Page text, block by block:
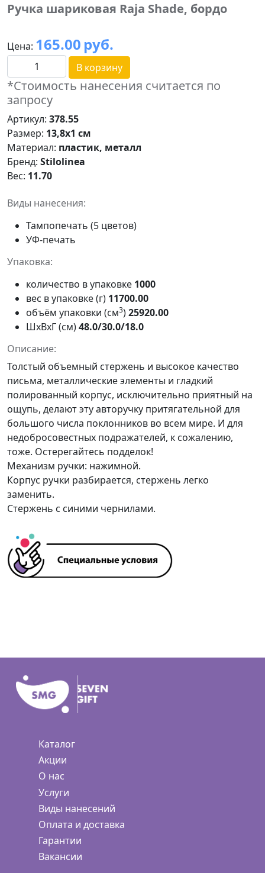
Ручка шариковая Raja Shade, бордо
Цена: 165.00 руб.
В корзину
*Стоимость нанесения считается по
запросу
Артикул: 378.55
Размер: 13,8х1 см
Материал: пластик, металл
Бренд: Stilolinea
Вес: 11.70
Виды нанесения:
Тампопечать (5 цветов)
УФ-печать
Упаковка:
количество в упаковке 1000
вес в упаковке (г) 11700.00
объём упаковки (см3)25920.00
ШxВxГ (см)48.0/30.0/18.0
Описание:
Толстый объемный стержень и высокое качество
письма, металлические элементы и гладкий
полированный корпус, исключительно приятный на
ощупь, делают эту авторучку притягательной для
большого числа поклонников во всем мире. И для
недобросовестных подражателей, к сожалению,
тоже. Остерегайтесь подделок!
Механизм ручки: нажимной.
Корпус ручки разбирается, стержень легко
заменить.
Стержень с синими чернилами.
Каталог
Акции
О нас
Услуги
Виды нанесений
Оплата и доставка
Гарантии
Вакансии